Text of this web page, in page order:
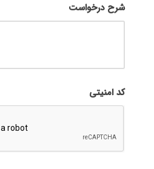
شرح درخواست
کد امنیتی